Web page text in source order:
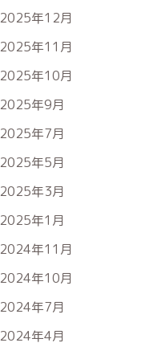
2025年12月
2025年11月
2025年10月
2025年9月
2025年7月
2025年5月
2025年3月
2025年1月
2024年11月
2024年10月
2024年7月
2024年4月